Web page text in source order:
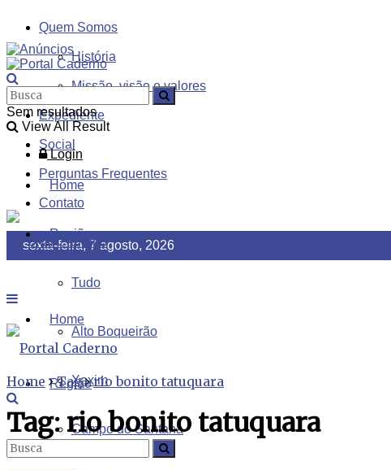
Quem Somos
História
Missão, visão e valores
Expediente
Social
Perguntas Frequentes
Contato
sexta-feira, 7 agosto, 2026
Sem resultados
View All Result
Login
Home
Região
Tudo
Alto Boqueirão
Xaxim
Campo do Santana
Home
Região
Home Tag rio bonito tatuquara
Tag:rio bonito tatuquara